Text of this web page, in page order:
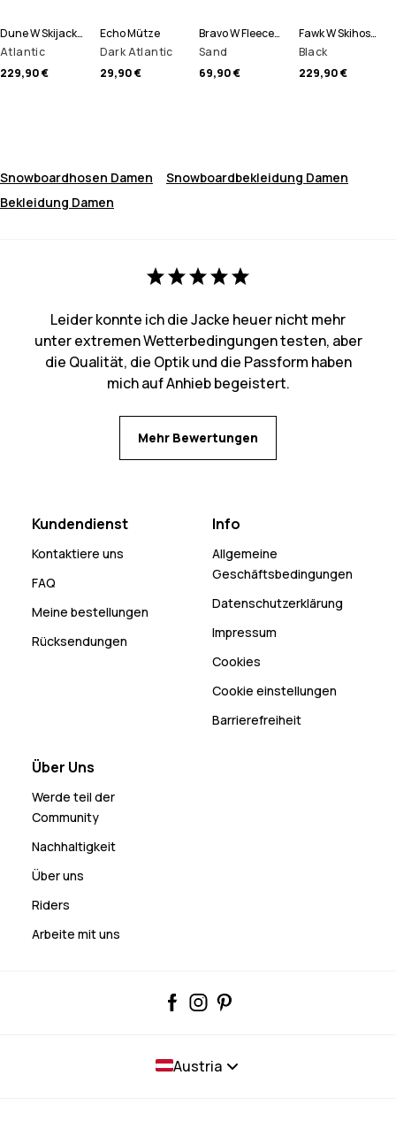
Dune W Skijacke Damen
Atlantic
229,90 €
Echo Mütze
Dark Atlantic
29,90 €
Bravo W Fleecepullover Damen
Sand
69,90 €
Fawk W Skihose Damen
Black
229,90 €
Snowboardhosen Damen
Snowboardbekleidung Damen
Bekleidung Damen
Leider konnte ich die Jacke heuer nicht mehr
unter extremen Wetterbedingungen testen, aber
die Qualität, die Optik und die Passform haben
mich auf Anhieb begeistert.
Mehr Bewertungen
Kundendienst
Kontaktiere uns
FAQ
Meine bestellungen
Rücksendungen
Info
Allgemeine
Geschäftsbedingungen
Datenschutzerklärung
Impressum
Cookies
Cookie einstellungen
Barrierefreiheit
Über Uns
Werde teil der
Community
Nachhaltigkeit
Über uns
Riders
Arbeite mit uns
Austria